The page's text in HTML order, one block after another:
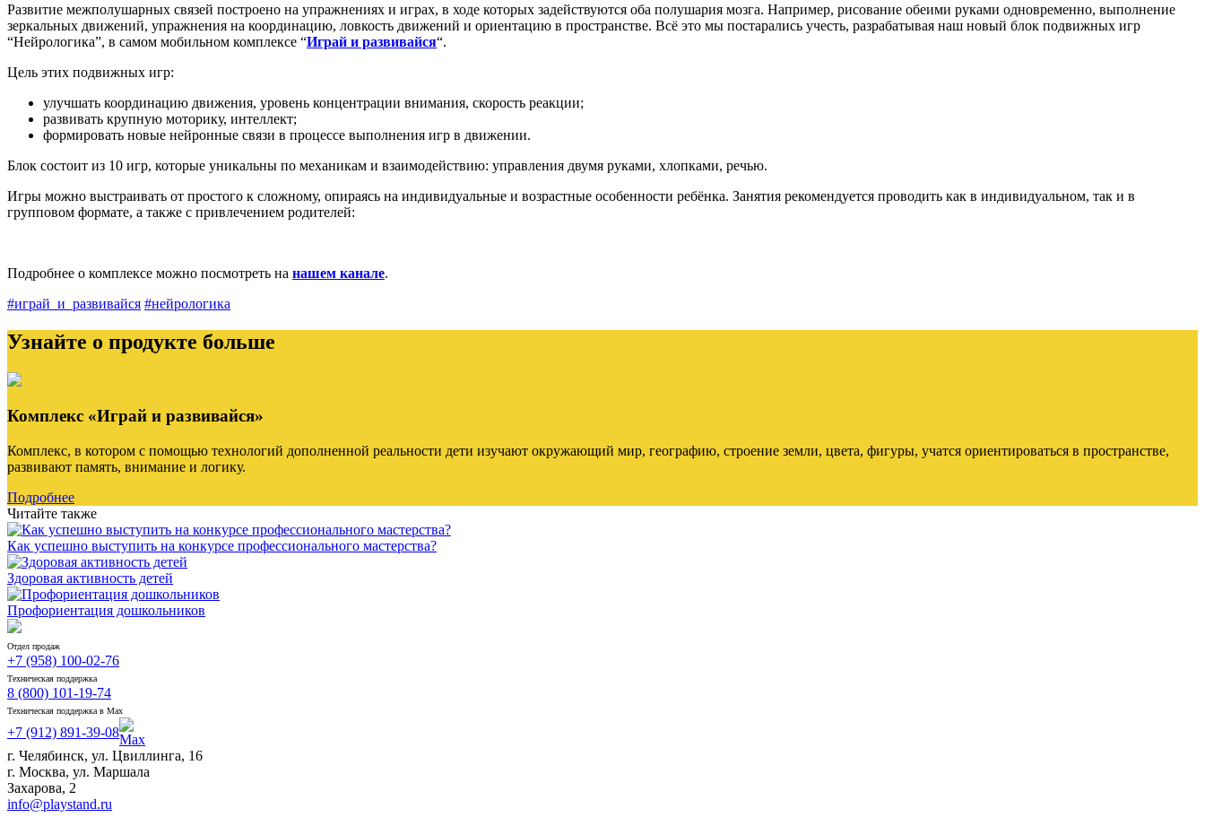
Развитие межполушарных связей построено на упражнениях и играх, в ходе которых задействуются оба полушария мозга. Например, рисование обеими руками одновременно, выполнение
зеркальных движений, упражнения на координацию, ловкость движений и ориентацию в пространстве. Всё это мы постарались учесть, разрабатывая наш новый блок подвижных игр
“Нейрологика”, в самом мобильном комплексе “Играй и развивайся“.
Цель этих подвижных игр:
улучшать координацию движения, уровень концентрации внимания, скорость реакции;
развивать крупную моторику, интеллект;
формировать новые нейронные связи в процессе выполнения игр в движении.
Блок состоит из 10 игр, которые уникальны по механикам и взаимодействию: управления двумя руками, хлопками, речью.
Игры можно выстраивать от простого к сложному, опираясь на индивидуальные и возрастные особенности ребёнка. Занятия рекомендуется проводить как в индивидуальном, так и в
групповом формате, а также с привлечением родителей:
Подробнее о комплексе можно посмотреть на нашем канале.
#играй_и_развивайся #нейрологика
Узнайте о продукте больше
Комплекс «Играй и развивайся»
Комплекс, в котором с помощью технологий дополненной реальности дети изучают окружающий мир, географию, строение земли, цвета, фигуры, учатся ориентироваться в пространстве,
развивают память, внимание и логику.
Подробнее
Читайте также
Как успешно выступить на конкурсе профессионального мастерства?
Здоровая активность детей
Профориентация дошкольников
Отдел продаж
+7 (958) 100-02-76
Техническая поддержка
8 (800) 101-19-74
Техническая поддержка в Max
+7 (912) 891-39-08
г. Челябинск, ул. Цвиллинга, 16
г. Москва, ул. Маршала
Захарова, 2
info@playstand.ru